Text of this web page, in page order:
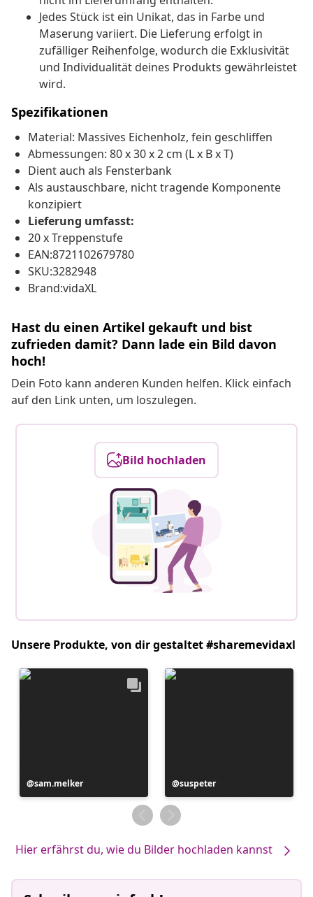
Jedes Stück ist ein Unikat, das in Farbe und
Maserung variiert. Die Lieferung erfolgt in
zufälliger Reihenfolge, wodurch die Exklusivität
und Individualität deines Produkts gewährleistet
wird.
Spezifikationen
Material: Massives Eichenholz, fein geschliffen
Abmessungen: 80 x 30 x 2 cm (L x B x T)
Dient auch als Fensterbank
Als austauschbare, nicht tragende Komponente
konzipiert
Lieferung umfasst:
20 x Treppenstufe
EAN:8721102679780
SKU:3282948
Brand:vidaXL
Hast du einen Artikel gekauft und bist
zufrieden damit? Dann lade ein Bild davon
hoch!
Dein Foto kann anderen Kunden helfen. Klick einfach
auf den Link unten, um loszulegen.
Bild hochladen
Unsere Produkte, von dir gestaltet #sharemevidaxl
Beitrag
veröffentlicht
sam.melker
Beitrag
veröffentlicht
von
suspeter
Hier erfährst du, wie du Bilder hochladen kannst